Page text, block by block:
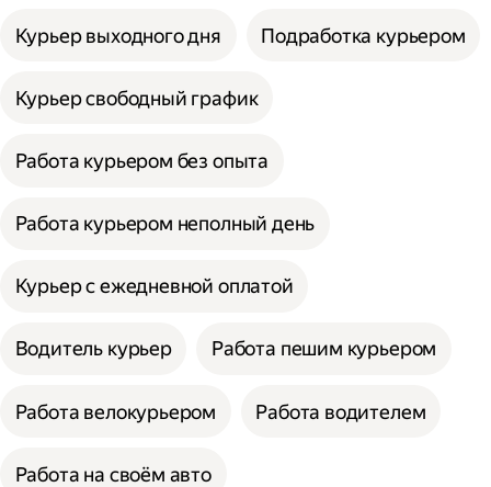
Курьер выходного дня Подработка курьером
Курьер свободный график
Работа курьером без опыта
Работа курьером неполный день
Курьер с ежедневной оплатой
Водитель курьер Работа пешим курьером
Работа велокурьером Работа водителем
Работа на своём авто